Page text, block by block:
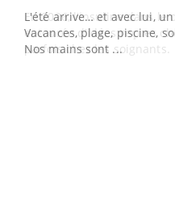
L'été arrive… et avec lui,
Vacances, plage, piscine,
Nos mains sont ...